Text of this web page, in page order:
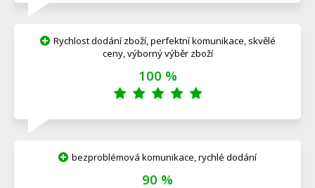
Rychlost dodání zboží, perfektní komunikace, skvělé
ceny, výborný výběr zboží
100 %
bezproblémová komunikace, rychlé dodání
90 %